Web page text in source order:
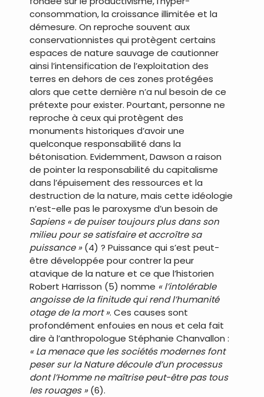
consommation, la croissance illimitée et la
démesure. On reproche souvent aux
conservationnistes qui protègent certains
espaces de nature sauvage de cautionner
ainsi l’intensification de l’exploitation des
terres en dehors de ces zones protégées
alors que cette dernière n’a nul besoin de ce
prétexte pour exister. Pourtant, personne ne
reproche à ceux qui protègent des
monuments historiques d’avoir une
quelconque responsabilité dans la
bétonisation. Evidemment, Dawson a raison
de pointer la responsabilité du capitalisme
dans l’épuisement des ressources et la
destruction de la nature, mais cette idéologie
n’est-elle pas le paroxysme d’un besoin de
Sapiens « de puiser toujours plus dans son
milieu pour se satisfaire et accroître sa
puissance »(4) ? Puissance qui s’est peut-
être développée pour contrer la peur
atavique de la nature et ce que l’historien
Robert Harrisson (5) nomme « l’intolérable
angoisse de la finitude qui rend l’humanité
otage de la mort ». Ces causes sont
profondément enfouies en nous et cela fait
dire à l’anthropologue Stéphanie Chanvallon :
« La menace que les sociétés modernes font
peser sur la Nature découle d’un processus
dont l’Homme ne maîtrise peut-être pas tous
les rouages »(6).